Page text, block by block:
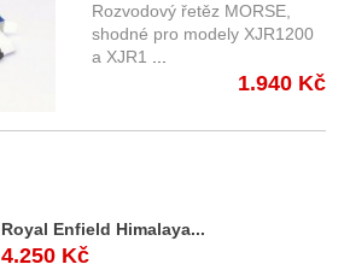
Rozvodový řetěz MORSE,
shodné pro modely XJR1200
a XJR1
1.940 Kč
Royal Enfield Himalaya...
4.250 Kč